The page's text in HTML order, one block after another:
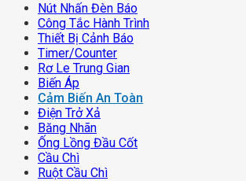
Nút Nhấn Đèn Báo
Công Tắc Hành Trình
Thiết Bị Cảnh Báo
Timer/counter
Rơ Le Trung Gian
Biến Áp
Cảm Biến An Toàn
Điện Trở Xả
Băng Nhãn
Ống Lồng Đầu Cốt
Cầu Chì
Ruột Cầu Chì